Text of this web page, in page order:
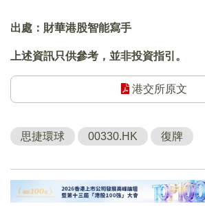
出處：財華港股智能寫手
上述資訊只供參考，並非投資指引。
港交所原文
思捷環球 00330.HK 復牌